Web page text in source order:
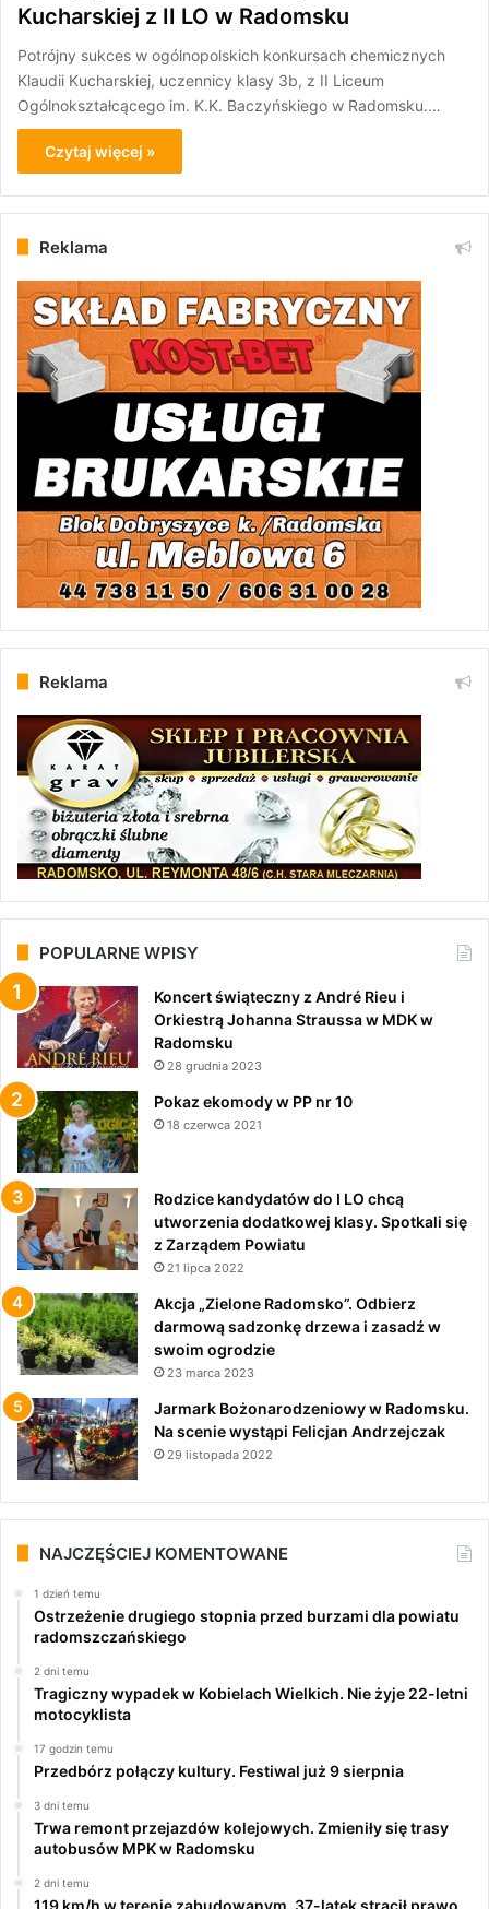
Kucharskiej z II LO w Radomsku
Potrójny sukces w ogólnopolskich konkursach chemicznych
Klaudii Kucharskiej, uczennicy klasy 3b, z II Liceum
Ogólnokształcącego im. K.K. Baczyńskiego w Radomsku.…
Czytaj więcej »
Reklama
Reklama
POPULARNE WPISY
Koncert świąteczny z André Rieu i
Orkiestrą Johanna Straussa w MDK w
Radomsku
28 grudnia 2023
Pokaz ekomody w PP nr 10
18 czerwca 2021
Rodzice kandydatów do I LO chcą
utworzenia dodatkowej klasy. Spotkali się
z Zarządem Powiatu
21 lipca 2022
Akcja „Zielone Radomsko”. Odbierz
darmową sadzonkę drzewa i zasadź w
swoim ogrodzie
23 marca 2023
Jarmark Bożonarodzeniowy w Radomsku.
Na scenie wystąpi Felicjan Andrzejczak
29 listopada 2022
NAJCZĘŚCIEJ KOMENTOWANE
1 dzień temu
Ostrzeżenie drugiego stopnia przed burzami dla powiatu
radomszczańskiego
2 dni temu
Tragiczny wypadek w Kobielach Wielkich. Nie żyje 22-letni
motocyklista
17 godzin temu
Przedbórz połączy kultury. Festiwal już 9 sierpnia
3 dni temu
Trwa remont przejazdów kolejowych. Zmieniły się trasy
autobusów MPK w Radomsku
2 dni temu
119 km/h w terenie zabudowanym. 37-latek stracił prawo